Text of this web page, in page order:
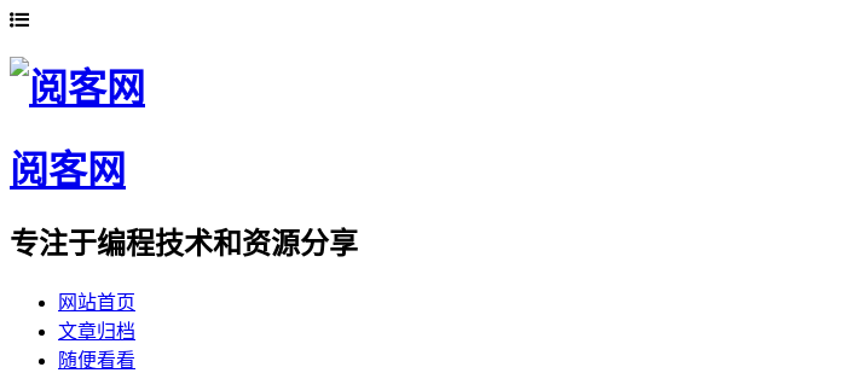
阅客网
专注于编程技术和资源分享
网站首页
文章归档
随便看看